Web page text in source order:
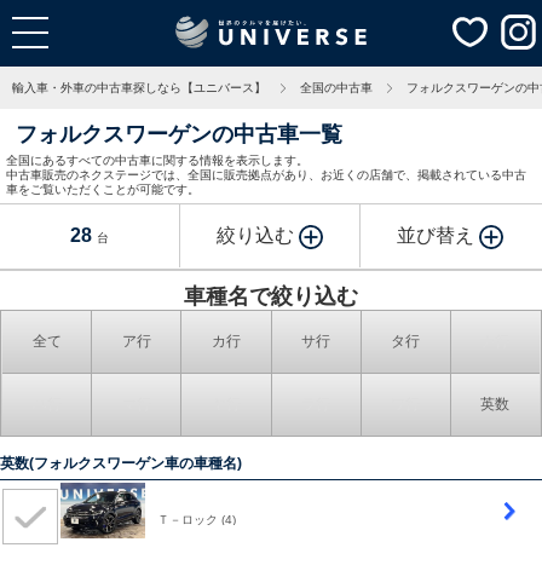
輸入車・外車の中古車探しなら【ユニバース】 全国の中古車 フォルクスワーゲンの
フォルクスワーゲンの中古車一覧
全国にあるすべての中古車に関する情報を表示します。
中古車販売のネクステージでは、全国に販売拠点があり、お近くの店舗で、掲載されている中古
車をご覧いただくことが可能です。
28 台 絞り込む 並び替え
車種名で絞り込む
全て ア行 カ行 サ行 タ行
英数
英数(フォルクスワーゲン車の車種名)
Ｔ－ロック (4)